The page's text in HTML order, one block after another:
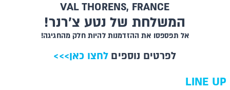
VAL THORENS, FRANCE
!המשלחת של נטע צ'רנר
!אל תפספסו את ההזדמנות להיות חלק מהחגיגה
<<< לפרטים נוספים לחצו כאן
LINE UP